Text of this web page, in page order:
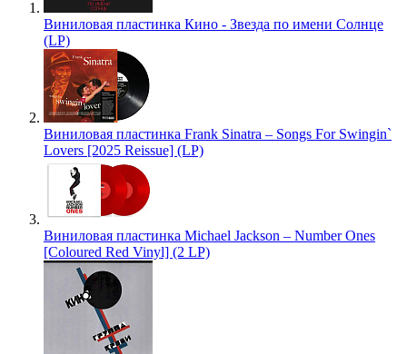
Виниловая пластинка Кино - Звезда по имени Солнце
(LP)
Виниловая пластинка Frank Sinatra – Songs For Swingin`
Lovers [2025 Reissue] (LP)
Виниловая пластинка Michael Jackson – Number Ones
[Coloured Red Vinyl] (2 LP)